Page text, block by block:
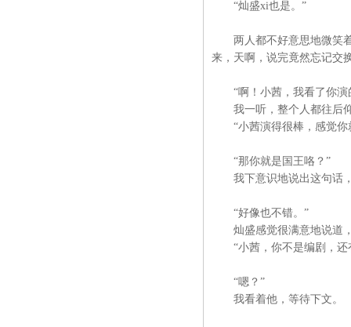
“灿盛xi也是。”
两人都不好意思地微笑着
来，天啊，说完竟然忘记交
“啊！小茜，我看了你演
我一听，整个人都往后仰
“小茜演得很棒，感觉你
“那你就是国王咯？”
我下意识地说出这句话
“好像也不错。”
灿盛感觉很满意地说道
“小茜，你不是编剧，还
“嗯？”
我看着他，等待下文。